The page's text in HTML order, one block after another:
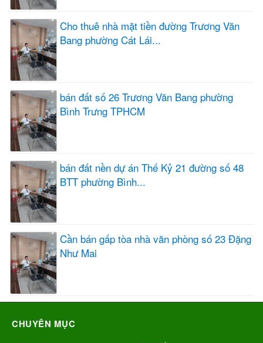
Cho thuê nhà mặt tiền đường Trương Văn
Bang phường Cát Lái...
bán đất số 26 Trương Văn Bang phường
Bình Trưng TPHCM
bán đất nền dự án Thế Kỷ 21 đường số 48
BTT phường Bình...
Cần bán gấp tòa nhà văn phòng số 23 Đặng
Như Mai
CHUYÊN MỤC